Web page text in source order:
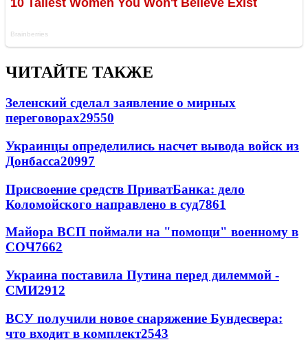
ЧИТАЙТЕ ТАКЖЕ
Зеленский сделал заявление о мирных
переговорах29550
Украинцы определились насчет вывода войск из
Донбасса20997
Присвоение средств ПриватБанка: дело
Коломойского направлено в суд7861
Майора ВСП поймали на "помощи" военному в
СОЧ7662
Украина поставила Путина перед дилеммой -
СМИ2912
ВСУ получили новое снаряжение Бундесвера:
что входит в комплект2543